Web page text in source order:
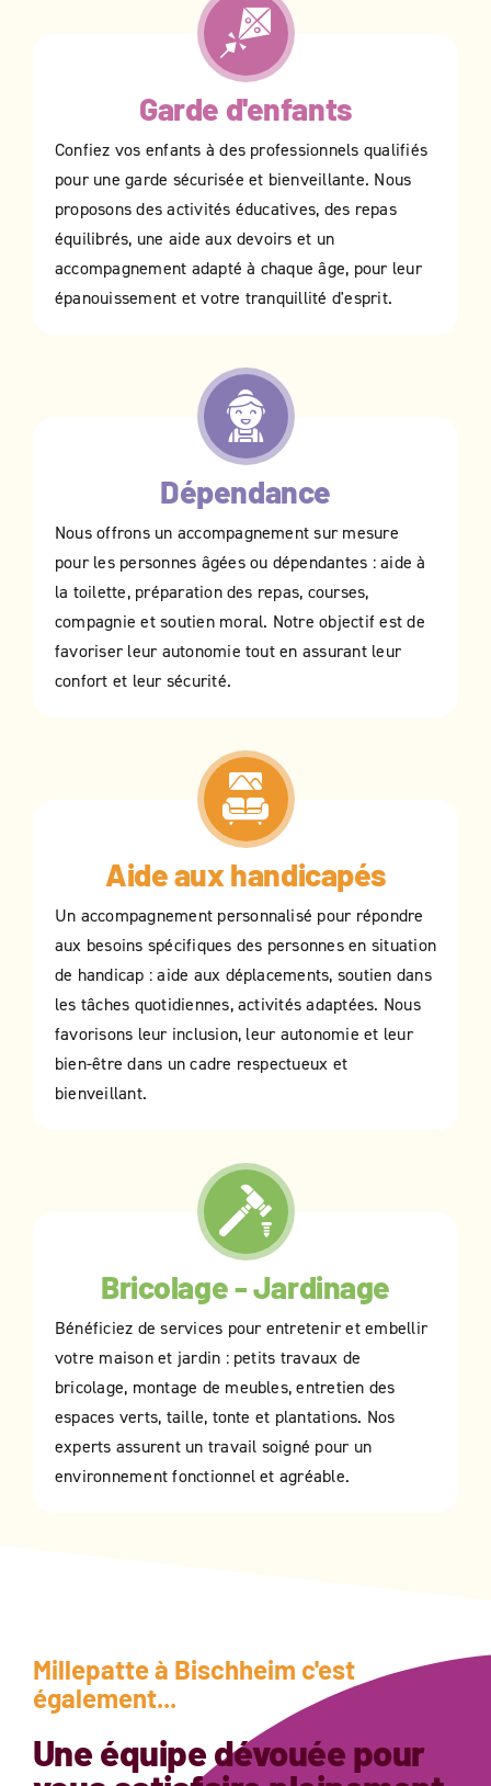
Garde d'enfants
Confiez vos enfants à des professionnels qualifiés
pour une garde sécurisée et bienveillante. Nous
proposons des activités éducatives, des repas
équilibrés, une aide aux devoirs et un
accompagnement adapté à chaque âge, pour leur
épanouissement et votre tranquillité d'esprit.
Dépendance
Nous offrons un accompagnement sur mesure
pour les personnes âgées ou dépendantes : aide à
la toilette, préparation des repas, courses,
compagnie et soutien moral. Notre objectif est de
favoriser leur autonomie tout en assurant leur
confort et leur sécurité.
Aide aux handicapés
Un accompagnement personnalisé pour répondre
aux besoins spécifiques des personnes en situation
de handicap : aide aux déplacements, soutien dans
les tâches quotidiennes, activités adaptées. Nous
favorisons leur inclusion, leur autonomie et leur
bien-être dans un cadre respectueux et
bienveillant.
Bricolage - Jardinage
Bénéficiez de services pour entretenir et embellir
votre maison et jardin : petits travaux de
bricolage, montage de meubles, entretien des
espaces verts, taille, tonte et plantations. Nos
experts assurent un travail soigné pour un
environnement fonctionnel et agréable.
Millepatte à Bischheim c'est
également...
Une équipe dévouée pour